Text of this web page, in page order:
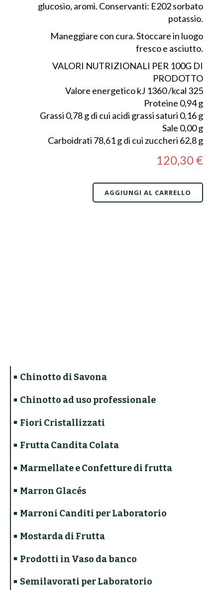
glucosio, aromi. Conservanti: E202 sorbato
potassio.
Maneggiare con cura. Stoccare in luogo
fresco e asciutto.
VALORI NUTRIZIONALI PER 100G DI
PRODOTTO
Valore energetico kJ 1360 /kcal 325
Proteine 0,94 g
Grassi 0,78 g di cui acidi grassi saturi 0,16 g
Sale 0,00 g
Carboidrati 78,61 g di cui zuccheri 62,8 g
120,30 €
AGGIUNGI AL CARRELLO
Chinotto di Savona
Chinotto ad uso professionale
Fiori Cristallizzati
Frutta Candita Colata
Marmellate e Confetture di frutta
Marron Glacés
Marroni Canditi per Laboratorio
Mostarda di Frutta
Prodotti in Vaso da banco
Semilavorati per Laboratorio